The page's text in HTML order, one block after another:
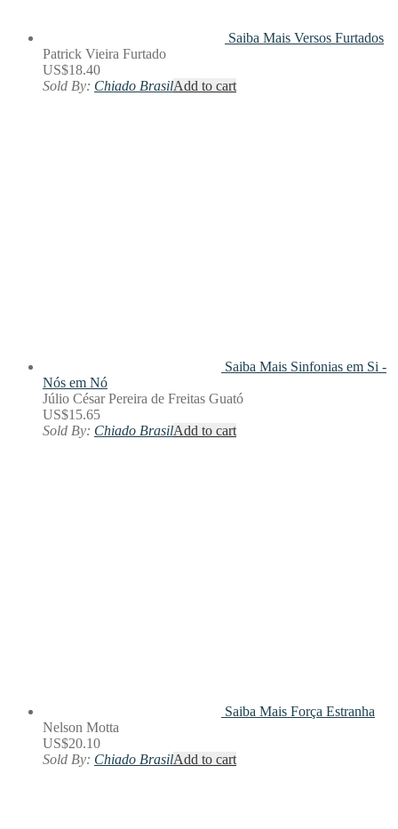
Saiba Mais Versos Furtados
Patrick Vieira Furtado
US$18.40
Sold By: Chiado BrasilAdd to cart
Saiba Mais Sinfonias em Si -
Nós em Nó
Júlio César Pereira de Freitas Guató
US$15.65
Sold By: Chiado BrasilAdd to cart
Saiba Mais Força Estranha
Nelson Motta
US$20.10
Sold By: Chiado BrasilAdd to cart